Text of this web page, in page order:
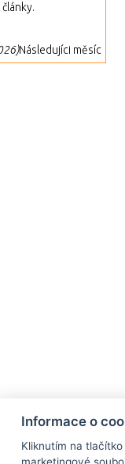
Následujíci měsíc
Co je RSS o rssMonitor.cz
Informace o
Kliknutím na